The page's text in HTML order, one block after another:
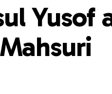
Yusof